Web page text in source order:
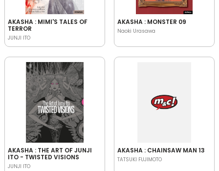
AKASHA : MIMI'S TALES OF
TERROR
JUNJI ITO
AKASHA : MONSTER 09
Naoki Urasawa
AKASHA : THE ART OF JUNJI
ITO - TWISTED VISIONS
JUNJI ITO
AKASHA : CHAINSAW MAN 13
TATSUKI FUJIMOTO